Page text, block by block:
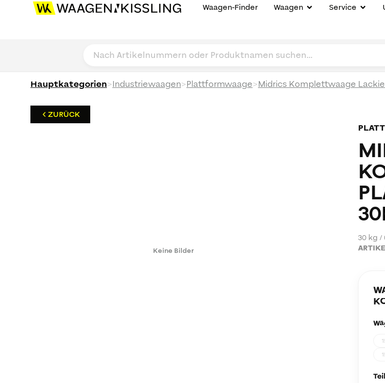
Waagen-Finder Waagen Service
Hauptkategorien>Industriewaagen>Plattformwaage>Midrics Komplettwaage
ZURÜCK
Keine Bilder
30 kg /